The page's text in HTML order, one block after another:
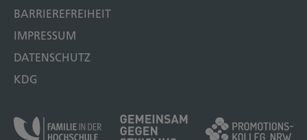
BARRIEREFREIHEIT
IMPRESSUM
DATENSCHUTZ
KDG